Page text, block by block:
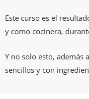
Este curso es el
y como cocinera,
Y no solo esto, además
sencillos y con